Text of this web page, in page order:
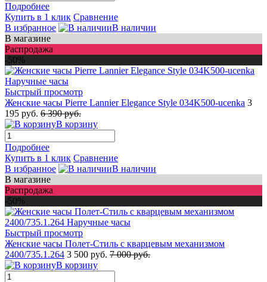
Подробнее
Купить в 1 клик Сравнение
В избранное
В наличии
В магазине
Распродажа
-50%
Быстрый просмотр
Женские часы Pierre Lannier Elegance Style 034K500-ucenka 3
195 руб. 6 390 руб.
В корзину
Подробнее
Купить в 1 клик Сравнение
В избранное
В наличии
В магазине
Распродажа
-50%
Быстрый просмотр
Женские часы Полет-Стиль с кварцевым механизмом
2400/735.1.264 3 500 руб. 7 000 руб.
В корзину